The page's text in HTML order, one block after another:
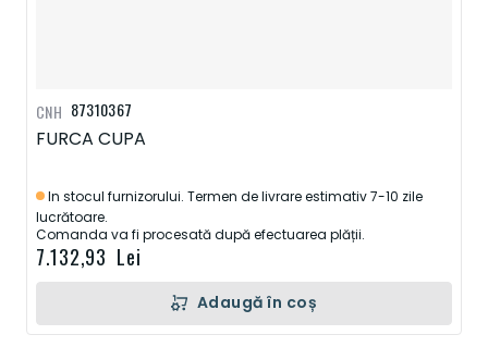
87310367
FURCA CUPA
In stocul furnizorului. Termen de livrare estimativ 7-10 zile
lucrătoare.
Comanda va fi procesată după efectuarea plății.
7.132,93 Lei
CNH
Adaugă în coș